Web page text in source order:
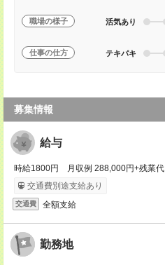
職場の様子 活気あり
仕事の仕方 テキパキ
募集情報
給与
時給1800円 月収例 288,000円+残業代
交通費別途支給あり
交通費 全額支給
勤務地